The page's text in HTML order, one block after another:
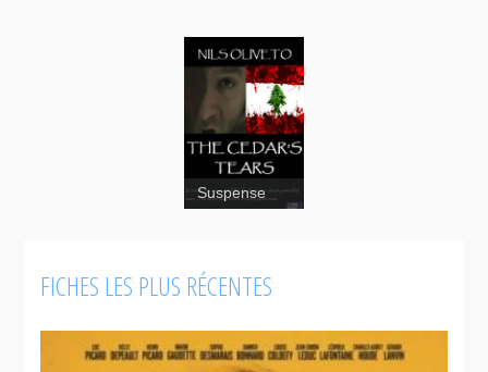
Cedar's
Tears
Suspense
FICHES LES PLUS RÉCENTES